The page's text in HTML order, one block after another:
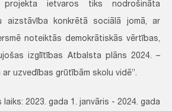
projekta ietvaros tiks nodrošināta
aizstāvība konkrētā sociālā jomā, ar
noteiktās demokrātiskās vērtības,
izglītības Atbalsta plāns 2024. –
ar uzvedības grūtībām skolu vidē”.
2023. gada 1. janvāris - 2024. gada